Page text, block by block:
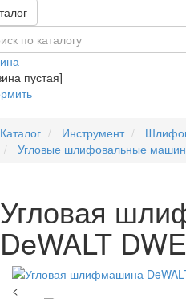
пустая]
Каталог Инструмент
Угловые шлифовальные
Угловая
DeWALT
<